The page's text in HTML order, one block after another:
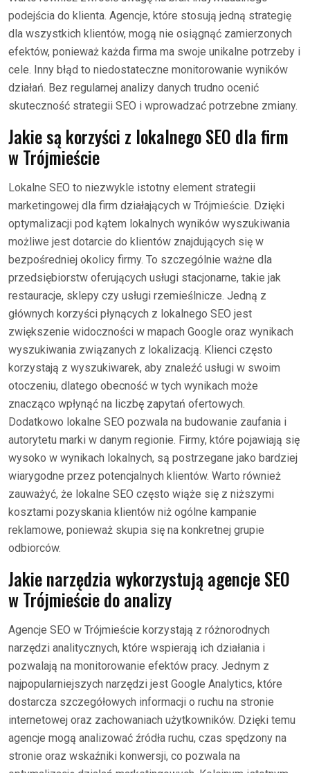
podejścia do klienta. Agencje, które stosują jedną strategię
dla wszystkich klientów, mogą nie osiągnąć zamierzonych
efektów, ponieważ każda firma ma swoje unikalne potrzeby i
cele. Inny błąd to niedostateczne monitorowanie wyników
działań. Bez regularnej analizy danych trudno ocenić
skuteczność strategii SEO i wprowadzać potrzebne zmiany.
Jakie są korzyści z lokalnego SEO dla firm
w Trójmieście
Lokalne SEO to niezwykle istotny element strategii
marketingowej dla firm działających w Trójmieście. Dzięki
optymalizacji pod kątem lokalnych wyników wyszukiwania
możliwe jest dotarcie do klientów znajdujących się w
bezpośredniej okolicy firmy. To szczególnie ważne dla
przedsiębiorstw oferujących usługi stacjonarne, takie jak
restauracje, sklepy czy usługi rzemieślnicze. Jedną z
głównych korzyści płynących z lokalnego SEO jest
zwiększenie widoczności w mapach Google oraz wynikach
wyszukiwania związanych z lokalizacją. Klienci często
korzystają z wyszukiwarek, aby znaleźć usługi w swoim
otoczeniu, dlatego obecność w tych wynikach może
znacząco wpłynąć na liczbę zapytań ofertowych.
Dodatkowo lokalne SEO pozwala na budowanie zaufania i
autorytetu marki w danym regionie. Firmy, które pojawiają się
wysoko w wynikach lokalnych, są postrzegane jako bardziej
wiarygodne przez potencjalnych klientów. Warto również
zauważyć, że lokalne SEO często wiąże się z niższymi
kosztami pozyskania klientów niż ogólne kampanie
reklamowe, ponieważ skupia się na konkretnej grupie
odbiorców.
Jakie narzędzia wykorzystują agencje SEO
w Trójmieście do analizy
Agencje SEO w Trójmieście korzystają z różnorodnych
narzędzi analitycznych, które wspierają ich działania i
pozwalają na monitorowanie efektów pracy. Jednym z
najpopularniejszych narzędzi jest Google Analytics, które
dostarcza szczegółowych informacji o ruchu na stronie
internetowej oraz zachowaniach użytkowników. Dzięki temu
agencje mogą analizować źródła ruchu, czas spędzony na
stronie oraz wskaźniki konwersji, co pozwala na